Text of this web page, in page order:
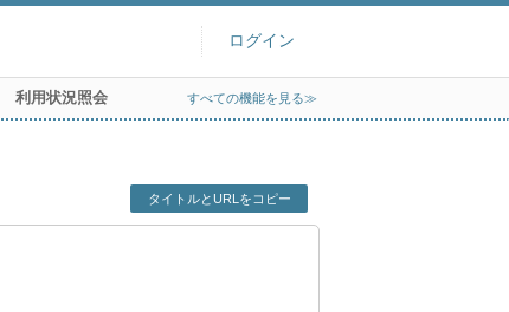
ログイン
利用状況照会 すべての機能を見る≫
タイトルとURLをコピー